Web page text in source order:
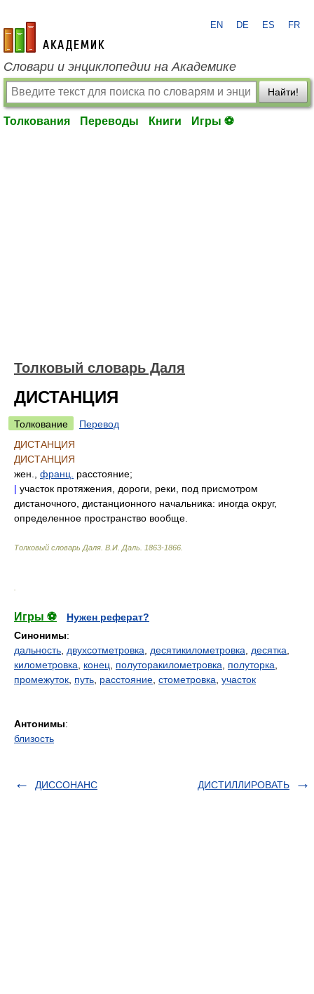
academic.ru
EN DE ES FR
Словари и энциклопедии на Академике
Найти!
Толкования Переводы Книги Игры ⚽
Толковый словарь Даля
ДИСТАНЦИЯ
Толкование
Перевод
ДИСТАНЦИЯ
ДИСТАНЦИЯ
жен., франц.
расстояние;
| участок протяжения, дороги, реки, под присмотром
дистаночного, дистанционного начальника: иногда округ,
определенное пространство вообще.
Толковый словарь Даля В.И. Даль. 1863-1866
Игры ⚽
Нужен реферат?
Синонимы:
дальность двухсотметровка десятикилометровка десятка
километровка
конец полуторакилометровка полуторка
промежуток путь расстояние стометровка участок
Антонимы:
близость
ДИССОНАНС ДИСТИЛЛИРОВАТЬ